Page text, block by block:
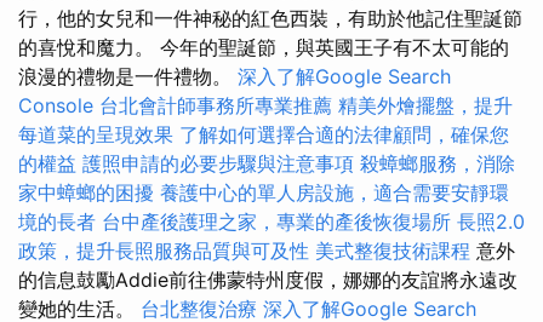
行，他的女兒和一件神秘的紅色西裝，有助於他記住聖誕節
的喜悅和魔力。 今年的聖誕節，與英國王子有不太可能的
浪漫的禮物是一件禮物。 深入了解Google Search
Console 台北會計師事務所專業推薦 精美外燴擺盤，提升
每道菜的呈現效果 了解如何選擇合適的法律顧問，確保您
的權益 護照申請的必要步驟與注意事項 殺蟑螂服務，消除
家中蟑螂的困擾 養護中心的單人房設施，適合需要安靜環
境的長者 台中產後護理之家，專業的產後恢復場所 長照2.0
政策，提升長照服務品質與可及性 美式整復技術課程 意外
的信息鼓勵Addie前往佛蒙特州度假，娜娜的友誼將永遠改
變她的生活。 台北整復治療 深入了解Google Search